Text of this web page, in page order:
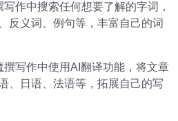
作中搜索任何想要了解的字词，
反义词、例句等，丰富自己的词
写作中使用AI翻译功能，将文章
、日语、法语等，拓展自己的写